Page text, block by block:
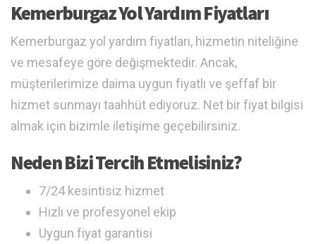
Kemerburgaz Yol Yardım Fiyatları
Kemerburgaz yol yardım fiyatları, hizmetin niteliğine
ve mesafeye göre değişmektedir. Ancak,
müşterilerimize daima uygun fiyatlı ve şeffaf bir
hizmet sunmayı taahhüt ediyoruz. Net bir fiyat bilgisi
almak için bizimle iletişime geçebilirsiniz.
Neden Bizi Tercih Etmelisiniz?
7/24 kesintisiz hizmet
Hızlı ve profesyonel ekip
Uygun fiyat garantisi